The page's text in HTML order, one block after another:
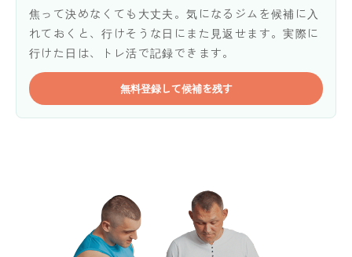
焦って決めなくても大丈夫。気になるジムを候補に入
れておくと、行けそうな日にまた見返せます。実際に
行けた日は、トレ活で記録できます。
無料登録して候補を残す